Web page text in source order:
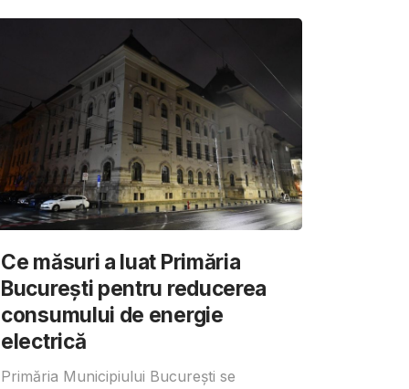
Ce măsuri a luat Primăria
București pentru reducerea
consumului de energie
electrică
Primăria Municipiului București se